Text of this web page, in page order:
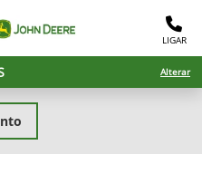
LIGAR
Alterar